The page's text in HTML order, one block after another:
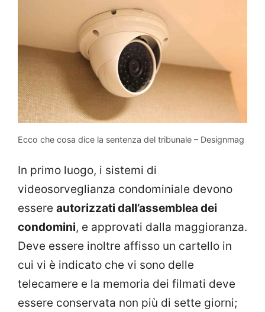
Ecco che cosa dice la sentenza del tribunale – Designmag
In primo luogo, i sistemi di
videosorveglianza condominiale devono
essere autorizzati dall’assemblea dei
condomini, e approvati dalla maggioranza.
Deve essere inoltre affisso un cartello in
cui vi è indicato che vi sono delle
telecamere e la memoria dei filmati deve
essere conservata non più di sette giorni;